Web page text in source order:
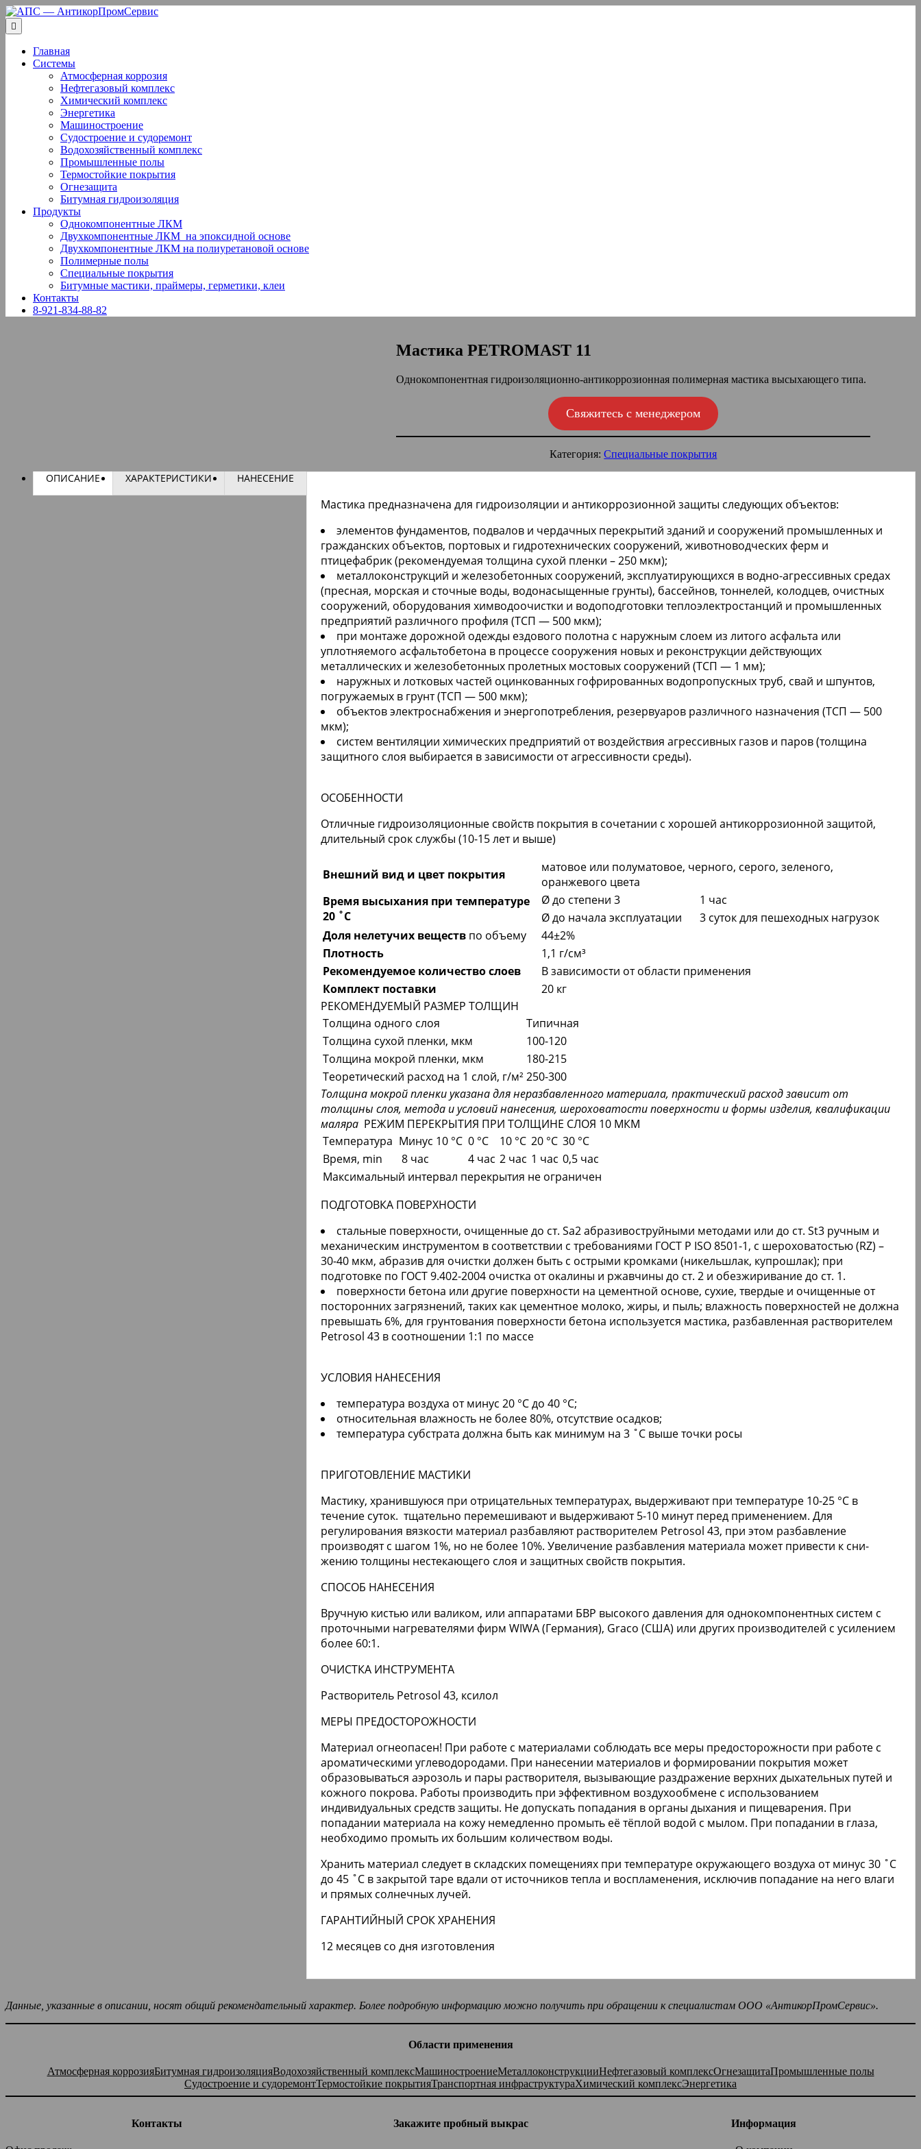
Перейти
к
содержанию
Главная
Системы
Атмосферная коррозия
Нефтегазовый комплекс
Химический комплекс
Энергетика
Машиностроение
Судостроение и судоремонт
Водохозяйственный комплекс
Промышленные полы
Термостойкие покрытия
Огнезащита
Битумная гидроизоляция
Продукты
Однокомпонентные ЛКМ
Двухкомпонентные ЛКМ ­ на эпоксидной основе
Двухкомпонентные ЛКМ на полиуретановой основе
Полимерные полы
Специальные покрытия
Битумные мастики, праймеры, герметики, клеи
Контакты
8-921-834-88-82
Мастика PETROMAST 11
Однокомпонентная гидроизоляционно-антикоррозионная полимерная мастика высыхающего типа.
Свяжитесь с менеджером
Категория:Специальные покрытия
ОПИСАНИЕ ХАРАКТЕРИСТИКИ НАНЕСЕНИЕ
Мастика предназначена для гидроизоляции и антикоррозионной защиты следующих объектов:
элементов фундаментов, подвалов и чердачных перекрытий зданий и сооружений промышленных и
гражданских объектов, портовых и гидротехнических сооружений, животноводческих ферм и
птицефабрик (рекомендуемая толщина сухой пленки – 250 мкм);
металлоконструкций и железобетонных сооружений, эксплуатирующихся в водно-агрессивных средах
(пресная, морская и сточные воды, водонасыщенные грунты), бассейнов, тоннелей, колодцев, очистных
сооружений, оборудования химводоочистки и водоподготовки теплоэлектростанций и промышленных
предприятий различного профиля (ТСП — 500 мкм);
при монтаже дорожной одежды ездового полотна с наружным слоем из литого асфальта или
уплотняемого асфальтобетона в процессе сооружения новых и реконструкции действующих
металлических и железобетонных пролетных мостовых сооружений (ТСП — 1 мм);
наружных и лотковых частей оцинкованных гофрированных водопропускных труб, свай и шпунтов,
погружаемых в грунт (ТСП — 500 мкм);
объектов электроснабжения и энергопотребления, резервуаров различного назначения (ТСП — 500
мкм);
систем вентиляции химических предприятий от воздействия агрессивных газов и паров (толщина
защитного слоя выбирается в зависимости от агрессивности среды).
ОСОБЕННОСТИ
Отличные гидроизоляционные свойств покрытия в сочетании с хорошей антикоррозионной защитой,
длительный срок службы (10-15 лет и выше)
Внешний вид и цвет покрытия
матовое или полуматовое, черного, серого, зеленого,
оранжевого цвета
Время высыхания при температуре
20 ˚С
Ø до степени 3
1 час
Ø до начала эксплуатации
3 суток для пешеходных нагрузок
Доля нелетучих веществ по объему
44±2%
Плотность
1,1 г/см³
Рекомендуемое количество слоев
В зависимости от области применения
Комплект поставки
20 кг
РЕКОМЕНДУЕМЫЙ РАЗМЕР ТОЛЩИН
Толщина одного слоя
Типичная
Толщина сухой пленки, мкм
100-120
Толщина мокрой пленки, мкм
180-215
Теоретический расход на 1 слой, г/м²250-300
Толщина мокрой пленки указана для неразбавленного материала, практический расход зависит от
толщины слоя, метода и условий нанесения, шероховатости поверхности и формы изделия, квалификации
маляра РЕЖИМ ПЕРЕКРЫТИЯ ПРИ ТОЛЩИНЕ СЛОЯ 10 МКМ
Температура Минус 10 °C 0 °C 10 °C 20 °C 30 °C
Время, min
8 час 4 час 2 час 1 час 0,5 час
Максимальный интервал перекрытия не ограничен
ПОДГОТОВКА ПОВЕРХНОСТИ
стальные поверхности, очищенные до ст. Sa2 абразивоструйными методами или до ст. St3 ручным и
механическим инструментом в соответствии с требованиями ГОСТ Р ISO 8501-1, с шероховатостью (RZ) –
30-40 мкм, абразив для очистки должен быть с острыми кромками (никельшлак, купрошлак); при
подготовке по ГОСТ 9.402-2004 очистка от окалины и ржавчины до ст. 2 и обезжиривание до ст. 1.
поверхности бетона или другие поверхности на цементной основе, сухие, твердые и очищенные от
посторонних загрязнений, таких как цементное молоко, жиры, и пыль; влажность поверхностей не должна
превышать 6%, для грунтования поверхности бетона используется мастика, разбавленная растворителем
Petrosol 43 в соотношении 1:1 по массе
УСЛОВИЯ НАНЕСЕНИЯ
температура воздуха от минус 20 °C до 40 °C;
относительная влажность не более 80%, отсутствие осадков;
температура субстрата должна быть как минимум на 3 ˚С выше точки росы
ПРИГОТОВЛЕНИЕ МАСТИКИ
Мастику, хранившуюся при отрицательных температурах, выдерживают при температуре 10-25 °C в
течение суток. тщательно перемешивают и выдерживают 5-10 минут перед применением. Для
регулирования вязкости материал разбавляют растворителем Petrosol 43, при этом разбавление
производят с шагом 1%, но не более 10%. Увеличение разбавления материала может привести к сни­
жению толщины нестекающего слоя и защитных свойств покрытия.
СПОСОБ НАНЕСЕНИЯ
Вручную кистью или валиком, или аппаратами БВР высокого давления для однокомпонентных систем с
проточными нагревателями фирм WIWA (Германия), Graco (США) или других производителей с усилением
более 60:1.
ОЧИСТКА ИНСТРУМЕНТА
Растворитель Petrosol 43, ксилол
МЕРЫ ПРЕДОСТОРОЖНОСТИ
Материал огнеопасен! При работе с материалами соблюдать все меры предосторожности при работе с
ароматическими углеводородами. При нанесении материалов и формировании покрытия может
образовываться аэрозоль и пары растворителя, вызывающие раздражение верхних дыхательных путей и
кожного покрова. Работы производить при эффективном воздухообмене с использованием
индивидуальных средств защиты. Не допускать попадания в органы дыхания и пищеварения. При
попадании материала на кожу немедленно промыть её тёплой водой с мылом. При попадании в глаза,
необходимо промыть их большим количеством воды.
Хранить материал следует в складских помещениях при температуре окружающего воздуха от минус 30 ˚С
до 45 ˚С в закрытой таре вдали от источников тепла и воспламенения, исключив попадание на него влаги
и прямых солнечных лучей.
ГАРАНТИЙНЫЙ СРОК ХРАНЕНИЯ
12 месяцев со дня изготовления
Данные, указанные в описании, носят общий рекомендательный характер. Более подробную информацию можно получить при обращении к специалистам ООО «АнтикорПромСервис».
Области применения
Атмосферная коррозияБитумная гидроизоляцияВодохозяйственный комплексМашиностроениеМеталлоконструкцииНефтегазовый комплексОгнезащитаПромышленные полы
Судостроение и судоремонтТермостойкие покрытияТранспортная инфраструктураХимический комплексЭнергетика
Контакты Закажите пробный выкрас Информация